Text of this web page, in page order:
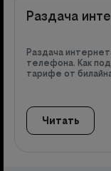
Раздача
Раздача
телефона. Как
тарифе от
Читать